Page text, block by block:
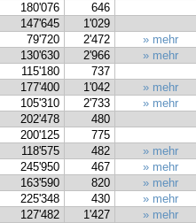
180'076 646
147'645 1'029
79'720 2'472 » mehr
130'630 2'966 » mehr
115'180
737
177'400 1'042 » mehr
105'310 2'733 » mehr
202'478 480
200'125 775
118'575 482 » mehr
245'950 467 » mehr
163'590 820 » mehr
225'348 430 » mehr
127'482 1'427 » mehr